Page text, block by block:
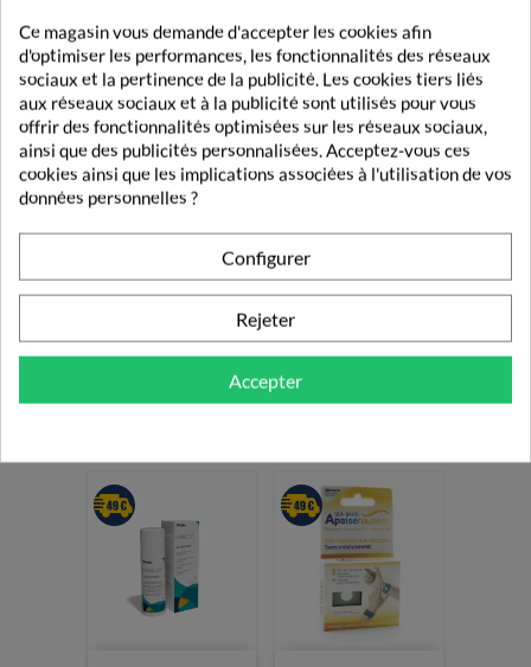
25,55 € 2,50 €
Ce magasin vous demande d'accepter les cookies afin
d'optimiser les performances, les fonctionnalités des réseaux
sociaux et la pertinence de la publicité. Les cookies tiers liés
aux réseaux sociaux et à la publicité sont utilisés pour vous
offrir des fonctionnalités optimisées sur les réseaux sociaux,
ainsi que des publicités personnalisées. Acceptez-vous ces
cookies ainsi que les implications associées à l'utilisation de vos
données personnelles ?
Configurer
Rejeter
Accepter